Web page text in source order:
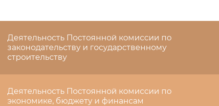
Деятельность Постоянной комиссии по
законодательству и государственному
строительству
Деятельность Постоянной комиссии по
экономике, бюджету и финансам